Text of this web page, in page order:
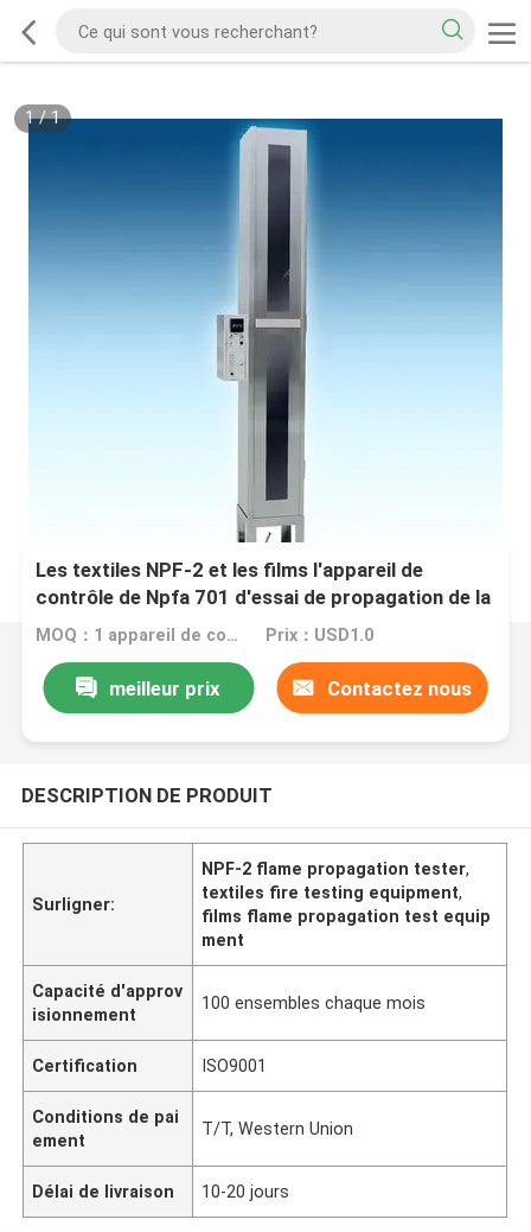
1/1
Les textiles NPF-2 et les films l'appareil de
contrôle de Npfa 701 d'essai de propagation de la
flamme
MOQ：1 appareil de contrôle réglé de relais Prix：USD1.0
meilleur prix Contactez nous
DESCRIPTION DE PRODUIT
Surligner:
NPF-2 flame propagation tester,
textiles fire testing equipment,
films flame propagation test equip
ment
Capacité d'approv
isionnement
100 ensembles chaque mois
Certification ISO9001
Conditions de pai
ement
T/T, Western Union
Délai de livraison 10-20 jours